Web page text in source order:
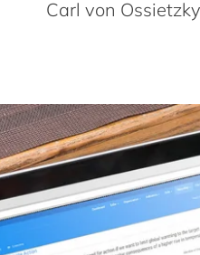
DEK –